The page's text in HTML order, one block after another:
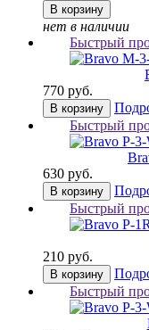
В корзину
нет в наличии
Быстрый
770 руб.
В корзину
Быстрый
630 руб.
В корзину
Быстрый
210 руб.
В корзину
Быстрый